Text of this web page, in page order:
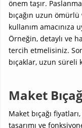
önem taşır.
bıçağın uzun ömürlü
kullanım amacınıza
Örneğin, detaylı ve
tercih etmelisiniz.
bıçaklar, uzun süreli
Maket
Maket bıçağı
tasarımı ve